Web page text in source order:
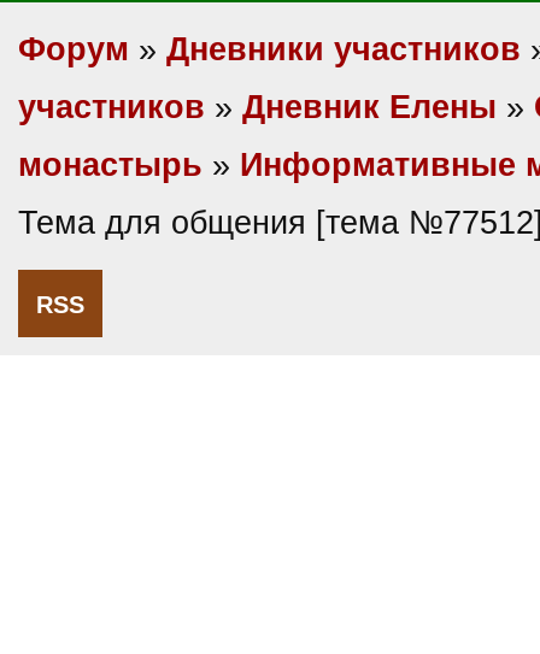
Форум » Дневники участников
участников » Дневник Елены »
монастырь » Информативные
Тема для общения [тема
RSS